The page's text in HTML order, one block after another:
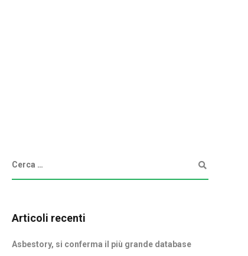
Articoli recenti
Asbestory, si conferma il più grande database